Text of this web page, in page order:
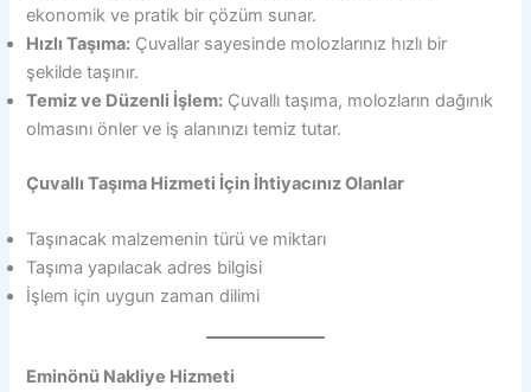
ekonomik ve pratik bir çözüm sunar.
Hızlı Taşıma: Çuvallar sayesinde molozlarınız hızlı bir
şekilde taşınır.
Temiz ve Düzenli İşlem: Çuvallı taşıma, molozların dağınık
olmasını önler ve iş alanınızı temiz tutar.
Çuvallı Taşıma Hizmeti İçin İhtiyacınız Olanlar
Taşınacak malzemenin türü ve miktarı
Taşıma yapılacak adres bilgisi
İşlem için uygun zaman dilimi
Eminönü Nakliye Hizmeti